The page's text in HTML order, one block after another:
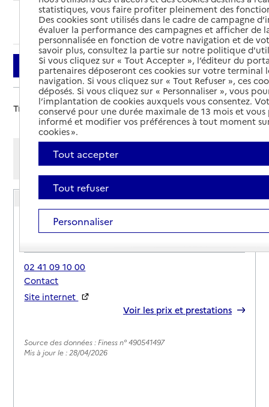
Ajouter cette recherche aux favoris
Filtrer
Trier par :
Afficher les résultats par:
Mode liste
Mode carte
EHPAD Françoise d'Andigné
Adresse
4 rue Jeanne Rivereau
49620-Mauges-sur-Loire
02 41 09 10 00
Contact
Site internet
Voir les prix et prestations
Source des données : Finess n° 490541497
Mis à jour le : 28/04/2026
statistiques, vous faire profiter pleinement des
Des cookies sont utilisés dans le cadre de campagne
évaluer la performance des campagnes et afficher de
personnalisée en fonction de votre navigation et de
savoir plus, consultez la partie sur notre politique
Si vous cliquez sur « Tout Accepter », l’éditeur du
partenaires déposeront ces cookies sur votre terminal
navigation. Si vous cliquez sur « Tout Refuser », ces
déposés. Si vous cliquez sur « Personnaliser », vous
l’implantation de cookies auxquels vous consentez.
conservé pour une durée maximale de 13 mois et
informé et modifier vos préférences à tout moment
cookies ».
Tout accepter
Tout refuser
Personnaliser